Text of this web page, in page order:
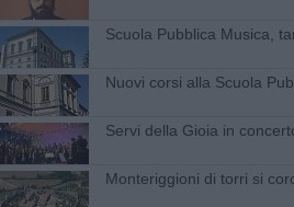
Scuola Pubblica Musica,
Nuovi corsi alla Scuola
Servi della Gioia in
​Monteriggioni di torri si